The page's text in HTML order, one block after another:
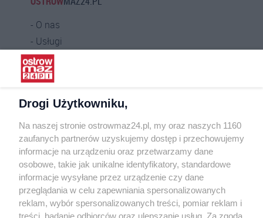
O nas
Usługi
Praca
Warunki korzystania
Kontakt
INFORMATOR
Bankomaty
Msze święte
Nocna pomoc lekarska
Taxi
Drogi Użytkowniku,
Na naszej stronie ostrowmaz24.pl, my oraz naszych 1160
zaufanych partnerów uzyskujemy dostęp i przechowujemy
informacje na urządzeniu oraz przetwarzamy dane
osobowe, takie jak unikalne identyfikatory, standardowe
informacje wysyłane przez urządzenie czy dane
przeglądania w celu zapewniania spersonalizowanych
reklam, wybór spersonalizowanych treści, pomiar reklam i
treści, badanie odbiorców oraz ulepszanie usług. Za zgodą